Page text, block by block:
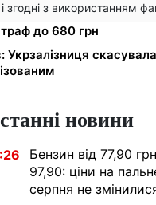
і згодні з використанням
вулиці: водіям
до 680 грн
Укрзалізниця скасувала
новини
Бензин від 77,90
97,90: ціни на
серпня не